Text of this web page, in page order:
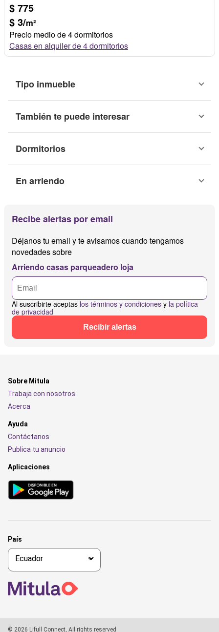
$ 775
$ 3/m²
Precio medio de 4 dormitorios
Casas en alquiler de 4 dormitorios
Tipo inmueble
También te puede interesar
Dormitorios
En arriendo
Recibe alertas por email
Déjanos tu email y te avisamos cuando tengamos
novedades sobre
Arriendo casas parqueadero loja
Al suscribirte aceptas los términos y condiciones y la política
de privacidad
Recibir alertas
Sobre Mitula
Trabaja con nosotros
Acerca
Ayuda
Contáctanos
Publica tu anuncio
Aplicaciones
País
© 2026 Lifull Connect, All rights reserved